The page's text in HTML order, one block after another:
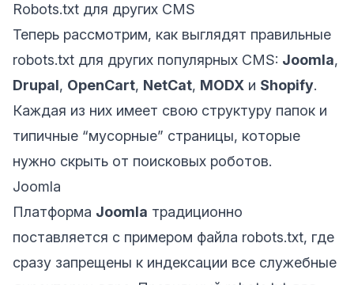
Robots.txt для других CMS
Теперь рассмотрим, как выглядят правильные
robots.txt для других популярных CMS: Joomla,
Drupal, OpenCart, NetCat, MODX и Shopify.
Каждая из них имеет свою структуру папок и
типичные “мусорные” страницы, которые
нужно скрыть от поисковых роботов.
Joomla
Платформа Joomla традиционно
поставляется с примером файла robots.txt, где
сразу запрещены к индексации все служебные